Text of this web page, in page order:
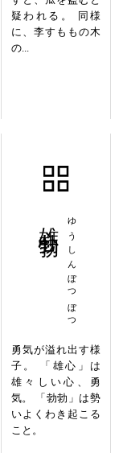
疑われる。 同様
に、李すももの木
の...
ゆうしんぼつぼつ
勇気が溢れ出す様
子。 「雄心」は
雄々しい心、勇
気。 「勃勃」は勢
いよくわき起こる
こと。